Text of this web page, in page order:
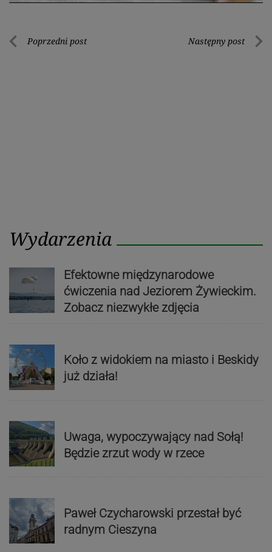
Nawigacja
Poprzedni post Następny post
Wydarzenia
Efektowne międzynarodowe
ćwiczenia nad Jeziorem Żywieckim.
Zobacz niezwykłe zdjęcia
Koło z widokiem na miasto i Beskidy
już działa!
Uwaga, wypoczywający nad Sołą!
Będzie zrzut wody w rzece
Paweł Czycharowski przestał być
radnym Cieszyna